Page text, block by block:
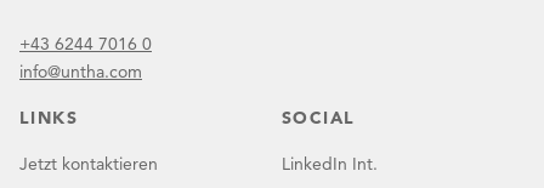
+43 6244 7016 0
info@untha.com
LINKS
Jetzt kontaktieren
SOCIAL
LinkedIn Int.